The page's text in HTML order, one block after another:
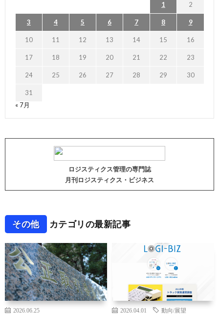
1 2
3 4 5 6 7 8 9
10 11 12 13 14 15 16
17 18 19 20 21 22 23
24 25 26 27 28 29 30
31
« 7月
ロジスティクス管理の専門誌
月刊ロジスティクス・ビジネス
その他 カテゴリの最新記事
2026.06.25
2026.04.01 動向/展望